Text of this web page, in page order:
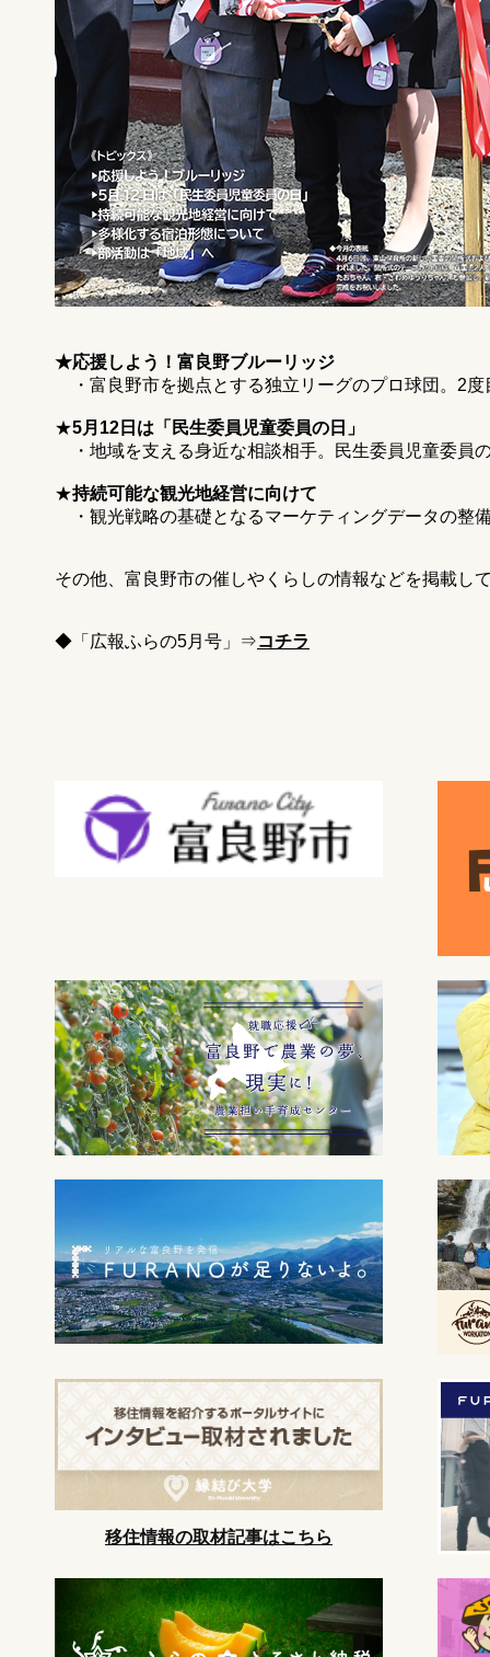
★応援しよう！富良野ブルーリッジ
・富良野市を拠点とする独立リーグのプロ球団。2
★5月12日は「民生委員児童委員の日」
・地域を支える身近な相談相手。民生委員児童委員
★持続可能な観光地経営に向けて
・観光戦略の基礎となるマーケティングデータの整
その他、富良野市の催しやくらしの情報などを掲載し
◆「広報ふらの5月号」⇒コチラ
移住情報の取材記事はこちら